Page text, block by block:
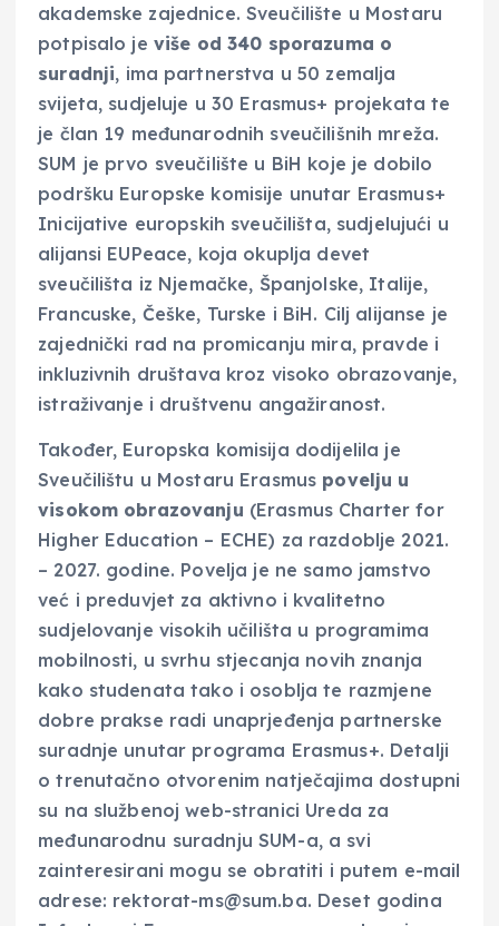
akademske zajednice. Sveučilište u Mostaru
potpisalo je više od 340 sporazuma o
suradnji, ima partnerstva u 50 zemalja
svijeta, sudjeluje u 30 Erasmus+ projekata te
je član 19 međunarodnih sveučilišnih mreža.
SUM je prvo sveučilište u BiH koje je dobilo
podršku Europske komisije unutar Erasmus+
Inicijative europskih sveučilišta, sudjelujući u
alijansi EUPeace, koja okuplja devet
sveučilišta iz Njemačke, Španjolske, Italije,
Francuske, Češke, Turske i BiH. Cilj alijanse je
zajednički rad na promicanju mira, pravde i
inkluzivnih društava kroz visoko obrazovanje,
istraživanje i društvenu angažiranost.
Također, Europska komisija dodijelila je
Sveučilištu u Mostaru Erasmus povelju u
visokom obrazovanju (Erasmus Charter for
Higher Education – ECHE) za razdoblje 2021.
– 2027. godine. Povelja je ne samo jamstvo
već i preduvjet za aktivno i kvalitetno
sudjelovanje visokih učilišta u programima
mobilnosti, u svrhu stjecanja novih znanja
kako studenata tako i osoblja te razmjene
dobre prakse radi unaprjeđenja partnerske
suradnje unutar programa Erasmus+. Detalji
o trenutačno otvorenim natječajima dostupni
su na službenoj web-stranici Ureda za
međunarodnu suradnju SUM-a, a svi
zainteresirani mogu se obratiti i putem e-mail
adrese: rektorat-ms@sum.ba. Deset godina